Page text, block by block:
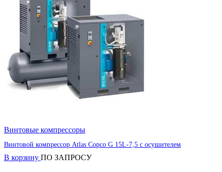
Винтовые компрессоры
Винтовой компрессор Atlas Copco G 15L-7,5 с осушителем
В корзину ПО ЗАПРОСУ